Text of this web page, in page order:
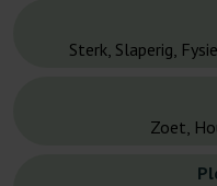
Sterk, Slaperig,
Zoet,